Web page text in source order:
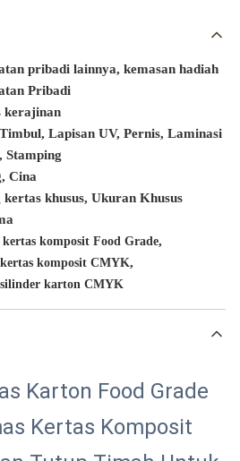
pribadi lainnya, kemasan hadiah
Pribadi
kerajinan
Lapisan UV, Pernis, Laminasi
Stamping
Cina
kertas khusus, Ukuran Khusus
komposit Food Grade,
komposit CMYK,
karton CMYK
Karton Food Grade
Kertas Komposit